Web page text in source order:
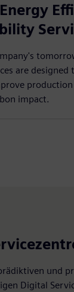
are designed
impact.
und
Digital